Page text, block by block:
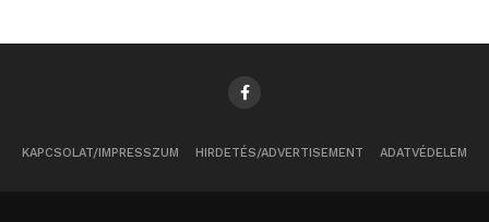
KAPCSOLAT/IMPRESSZUM HIRDETÉS/ADVERTISEMENT ADATVÉDELEM